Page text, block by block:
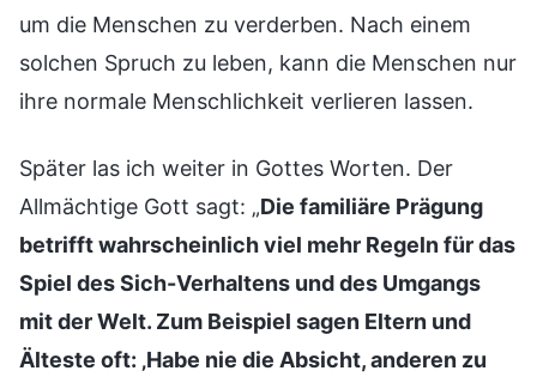
um die Menschen zu verderben. Nach einem
solchen Spruch zu leben, kann die Menschen nur
ihre normale Menschlichkeit verlieren lassen.
Später las ich weiter in Gottes Worten. Der
Allmächtige Gott sagt: „Die familiäre Prägung
betrifft wahrscheinlich viel mehr Regeln für das
Spiel des Sich-Verhaltens und des Umgangs
mit der Welt. Zum Beispiel sagen Eltern und
Älteste oft: ‚Habe nie die Absicht, anderen zu